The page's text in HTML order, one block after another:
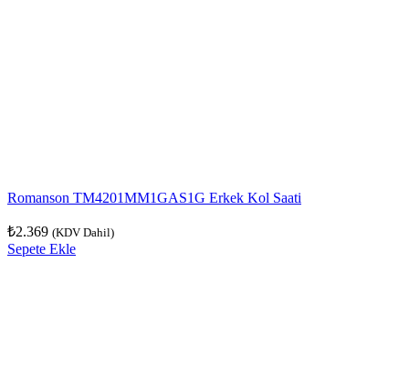
Romanson TM4201MM1GAS1G Erkek Kol Saati
₺2.369 (KDV Dahil)
Sepete Ekle